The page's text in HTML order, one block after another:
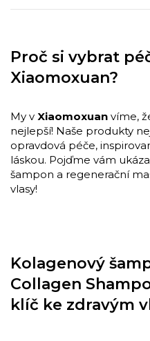
Proč si vybrat
Xiaomoxuan?
My v Xiaomoxuan víme,
nejlepší! Naše produkty
opravdová péče,
láskou. Pojďme vám
šampon a regenerační
vlasy!
Kolagenový
Collagen
klíč ke zdravým